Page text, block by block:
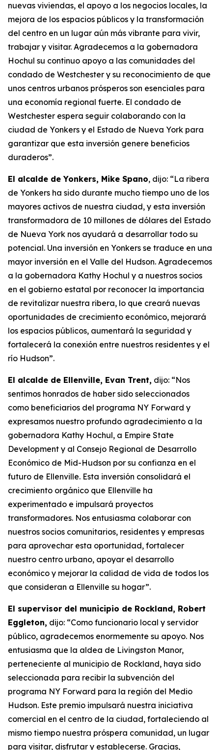
nuevas viviendas, el apoyo a los negocios locales, la
mejora de los espacios públicos y la transformación
del centro en un lugar aún más vibrante para vivir,
trabajar y visitar. Agradecemos a la gobernadora
Hochul su continuo apoyo a las comunidades del
condado de Westchester y su reconocimiento de que
unos centros urbanos prósperos son esenciales para
una economía regional fuerte. El condado de
Westchester espera seguir colaborando con la
ciudad de Yonkers y el Estado de Nueva York para
garantizar que esta inversión genere beneficios
duraderos”.
El alcalde de Yonkers, Mike Spano, dijo: “La ribera
de Yonkers ha sido durante mucho tiempo uno de los
mayores activos de nuestra ciudad, y esta inversión
transformadora de 10 millones de dólares del Estado
de Nueva York nos ayudará a desarrollar todo su
potencial. Una inversión en Yonkers se traduce en una
mayor inversión en el Valle del Hudson. Agradecemos
a la gobernadora Kathy Hochul y a nuestros socios
en el gobierno estatal por reconocer la importancia
de revitalizar nuestra ribera, lo que creará nuevas
oportunidades de crecimiento económico, mejorará
los espacios públicos, aumentará la seguridad y
fortalecerá la conexión entre nuestros residentes y el
río Hudson”.
El alcalde de Ellenville, Evan Trent, dijo: “Nos
sentimos honrados de haber sido seleccionados
como beneficiarios del programa NY Forward y
expresamos nuestro profundo agradecimiento a la
gobernadora Kathy Hochul, a Empire State
Development y al Consejo Regional de Desarrollo
Económico de Mid-Hudson por su confianza en el
futuro de Ellenville. Esta inversión consolidará el
crecimiento orgánico que Ellenville ha
experimentado e impulsará proyectos
transformadores. Nos entusiasma colaborar con
nuestros socios comunitarios, residentes y empresas
para aprovechar esta oportunidad, fortalecer
nuestro centro urbano, apoyar el desarrollo
económico y mejorar la calidad de vida de todos los
que consideran a Ellenville su hogar”.
El supervisor del municipio de Rockland, Robert
Eggleton, dijo: “Como funcionario local y servidor
público, agradecemos enormemente su apoyo. Nos
entusiasma que la aldea de Livingston Manor,
perteneciente al municipio de Rockland, haya sido
seleccionada para recibir la subvención del
programa NY Forward para la región del Medio
Hudson. Este premio impulsará nuestra iniciativa
comercial en el centro de la ciudad, fortaleciendo al
mismo tiempo nuestra próspera comunidad, un lugar
para visitar, disfrutar y establecerse. Gracias,